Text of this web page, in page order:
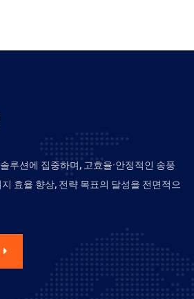
루션에 집중하며, 고효율·안정적인 송풍
효율 향상, 전략 목표의 달성을 전면적으